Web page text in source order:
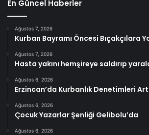
En Güncel Haberler
Ağustos 7, 2026
Kurban Bayramı Öncesi Bıçakçılara
Ağustos 7, 2026
Hasta yakını hemşireye saldırıp
Ağustos 6, 2026
Erzincan’da Kurbanlık Denetimleri
Ağustos 6, 2026
Çocuk Yazarlar Şenliği Gelibolu’da
Ağustos 6, 2026